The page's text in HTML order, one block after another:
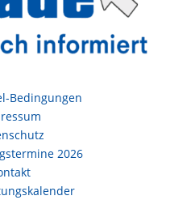
Bedingungen
2026